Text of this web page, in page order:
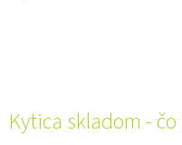
Kytica skladom -